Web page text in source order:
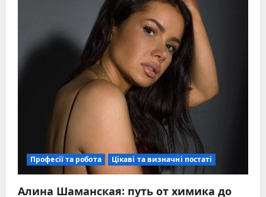
Професії та робота Цікаві та визначні постаті
Алина Шаманская: путь от химика до